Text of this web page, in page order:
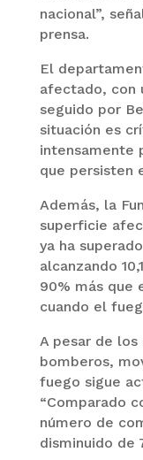
nacional”,
prensa.
El
afectado, con
seguido por
situación es
intensamente
que persisten
Además, la
superficie
ya ha
alcanzando
90% más que
cuando el
A pesar de
bomberos,
fuego sigue
“Comparado
número de
disminuido de